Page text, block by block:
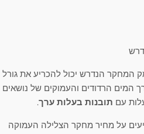
המחקר הנדרש יכול להכריע את גורל
המים הרדודים והעמוקים של נושאים
עם תובנות בעלות ערך.
על מחיר מחקר הצלילה העמוקה